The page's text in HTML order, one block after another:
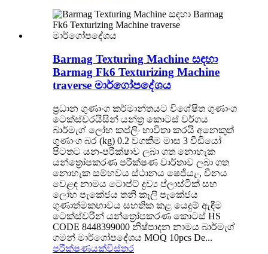
Barmag Texturing Machine සඳහා
Barmag Fk6 Texturizing Machine
traverse මාර්ගෝපදේශය
ප්‍රධාන ගුණාංග කර්මාන්තයට විශේෂිත ගුණාංග
ටෙක්ස්චරයිසින් යන්ත්‍ර කොටස් වර්ගය
බාර්මැග් ලෝහ කප්ලිං භාවිතා කරයි අනෙකුත්
ගුණාංග බර (kg) 0.2 වගකීම මාස 3 වීඩියෝ
පිටතට යන-පරීක්ෂාව ලබා ගත නොහැක
යන්ත්‍රෝපකරණ පරීක්ෂණ වාර්තාව ලබා ගත
නොහැක සම්භවය ස්ථානය ෂෙජියැං, චීනය
වෙළඳ නාමය ටොප්ට් ද්‍රව්‍ය ප්ලාස්ටික් සහ
ලෝහ පැකේජය තනි කෑලි පැකේජය
ගුණාත්මකභාවය සහතික කළ යෙදුම් ඇඳීම
ටෙක්ස්චරින් යන්ත්‍රෝපකරණ කොටස් HS
CODE 8448399000 නිෂ්පාදන නාමය බාර්මැග්
ගමන් මාර්ගෝපදේශය MOQ 10pcs De...
පරීක්ෂණයක්විස්තර